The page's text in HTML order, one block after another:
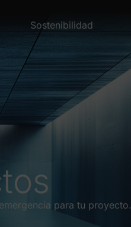
Sostenibilidad
para tu proyecto.